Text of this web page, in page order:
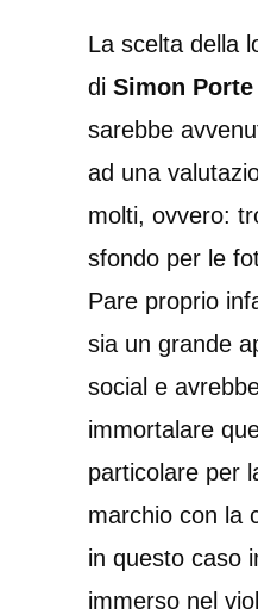
La scelta della
di Simon
sarebbe
ad una
molti, ovvero:
sfondo per le
Pare proprio
sia un grande
social e
immortalare
particolare per
marchio con la
in questo caso
immerso nel